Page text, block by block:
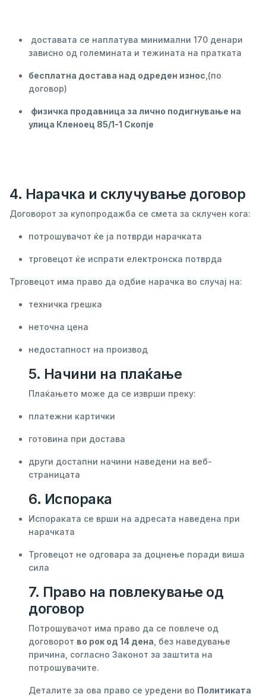
доставата се наплатува минимални 170 денари
зависно од големината и тежината на пратката
бесплатна достава над одреден износ ,(по
договор)
физичка продавница за лично подигнување на
улица Кленоец 85/1-1 Скопје
4. Нарачка и склучување договор
Договорот за купопродажба се смета за склучен кога:
потрошувачот ќе ја потврди нарачката
трговецот ќе испрати електронска потврда
Трговецот има право да одбие нарачка во случај на:
техничка грешка
неточна цена
недостапност на производ
5. Начини на плаќање
Плаќањето може да се изврши преку:
платежни картички
готовина при достава
други достапни начини наведени на веб-
страницата
6. Испорака
Испораката се врши на адресата наведена при
нарачката
Трговецот не одговара за доцнење поради виша
сила
7. Право на повлекување од
договор
Потрошувачот има право да се повлече од
договорот во рок од 14 дена , без наведување
причина, согласно Законот за заштита на
потрошувачите.
Деталите за ова право се уредени во Политиката